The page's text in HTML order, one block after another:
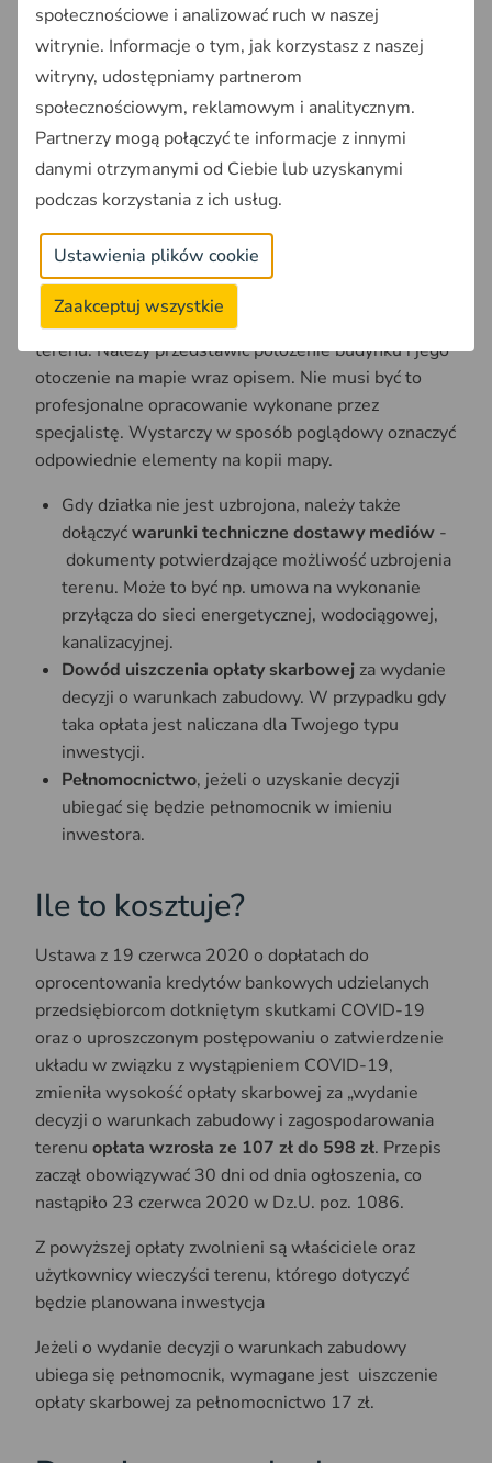
konieczne będzie uzyskanie decyzji
środowiskowej. Informację o tym, czy Twoja
nieruchomości znajdujes się na terenie Natura
2000 lub innych obszarach chronionych możesz
sprawdzić samodzielnie w Geoportalu OnGeo.pl
Charakterystykę inwestycjiw której określone
zostanie:
odprowadzania lub oczyszczania ścieków,
- opis planowanego zagospodarowania terenu oraz
charakterystyki zabudowy i zagospodarowania
terenu. Należy przedstawić położenie budynku i jego
otoczenie na mapie wraz opisem. Nie musi być to
profesjonalne opracowanie wykonane przez
specjalistę. Wystarczy w sposób poglądowy oznaczyć
odpowiednie elementy na kopii mapy.
Gdy działka nie jest uzbrojona, należy także
dołączyćwarunki techniczne dostawy mediów -
dokumenty potwierdzające możliwość uzbrojenia
terenu. Może to być np. umowa na wykonanie
przyłącza do sieci energetycznej, wodociągowej,
kanalizacyjnej.
Dowód uiszczenia opłaty skarbowej za wydanie
decyzji o warunkach zabudowy. W przypadku gdy
taka opłata jest naliczana dla Twojego typu
inwestycji.
Pełnomocnictwo, jeżeli o uzyskanie decyzji
ubiegać się będzie pełnomocnik w imieniu
inwestora.
Ile to kosztuje?
Ustawa z 19 czerwca 2020 o dopłatach do
oprocentowania kredytów bankowych udzielanych
przedsiębiorcom dotkniętym skutkami COVID-19
oraz o uproszczonym postępowaniu o zatwierdzenie
układu w związku z wystąpieniem COVID-19,
zmieniła wysokość opłaty skarbowej za „wydanie
decyzji o warunkach zabudowy i zagospodarowania
terenu opłata wzrosła ze 107 zł do 598 zł. Przepis
zaczął obowiązywać 30 dni od dnia ogłoszenia, co
nastąpiło 23 czerwca 2020 w Dz.U. poz. 1086.
Z powyższej opłaty zwolnieni są właściciele oraz
użytkownicy wieczyści terenu, którego dotyczyć
będzie planowana inwestycja
Jeżeli o wydanie decyzji o warunkach zabudowy
ubiega się pełnomocnik, wymagane jest uiszczenie
opłaty skarbowej za pełnomocnictwo 17 zł.
społecznościowe i analizować ruch w naszej
witrynie. Informacje o tym, jak korzystasz z naszej
witryny, udostępniamy partnerom
społecznościowym, reklamowym i analitycznym.
Partnerzy mogą połączyć te informacje z innymi
danymi otrzymanymi od Ciebie lub uzyskanymi
podczas korzystania z ich usług.
Ustawienia plików cookie
Zaakceptuj wszystkie